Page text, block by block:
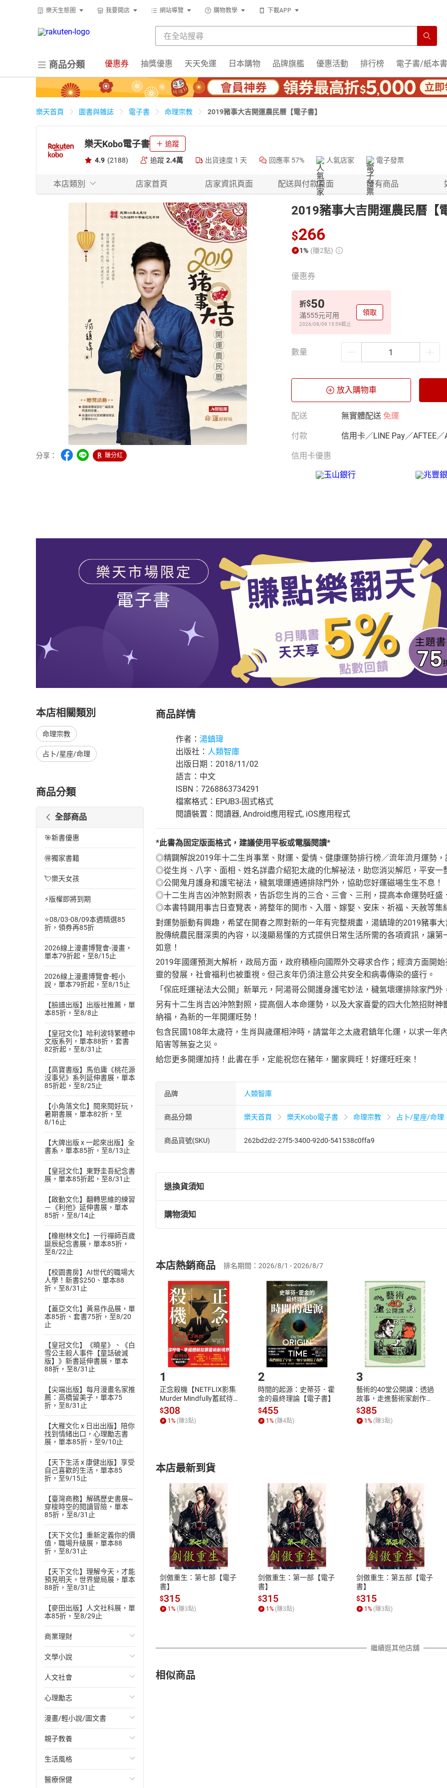
樂天生態圈 我要開店 網站導覽 購物教學 下載APP
商品分類 優惠券 抽獎優惠 天天免運 日本購物 品牌旗艦 優惠活動 排行榜 電子書/紙本書
樂天首頁 圖書與雜誌 電子書 命理宗教 2019豬事大吉開運農民曆【電子書】
樂天Kobo電子書 追蹤
4.9 (2188) 追蹤 2.4萬 出貨速度 1 天 回應率 57% 人氣店家 電子發票
本店類別 店家首頁 店家資訊頁面 配送與付款頁面 所有商品
分享： 賺分紅
2019豬事大吉開運農民曆【
$266
1% (賺2點)
優惠券
折$50
滿555元可用
2026/08/09 15:59截止
領取
數量
放入購物車
配送 無實體配送 免運
付款 信用卡／LINE Pay／AFTEE／
信用卡優惠
本店相關類別
命理宗教
占卜/星座/命理
商品分類
全部商品
🎯新書優惠
🉐獨家書籍
💘樂天女孩
⚡版權即將到期
⭐08/03-08/09本週精選85
折，領券再85折
2026線上漫畫博覽會-漫畫，
單本79折起，至8/15止
2026線上漫畫博覽會-輕小
說，單本79折起，至8/15止
【臉譜出版】出版社推薦，單
本85折，至8/8止
【皇冠文化】哈利波特繁體中
文版系列，單本88折，套書
82折起，至8/31止
【高寶書版】馬伯庸《桃花源
沒事兒》系列延伸書展，單本
85折起，至8/25止
【小角落文化】閱來閱好玩，
暑期書展，單本82折，至
8/16止
【大牌出版 x 一起來出版】全
書系，單本85折，至8/13止
【皇冠文化】東野圭吾紀念書
展，單本85折起，至8/31止
【啟動文化】翻轉思維的練習
－《利他》延伸書展，單本
85折，至8/14止
【橡樹林文化】一行禪師百歲
誕辰紀念書展，單本85折，
至8/22止
【校園書房】AI世代的職場大
人學！新書$250、單本88
折，至8/31止
【蓋亞文化】黃易作品展，單
本85折、套書75折，至8/20
止
【皇冠文化】《曉星》、《白
雪公主殺人事件【童話破滅
版】》新書延伸書展，單本
88折，至8/31止
【尖端出版】每月漫畫名家推
薦：高橋留美子，單本75
折，至8/31止
【大雁文化 x 日出出版】陪你
找到情緒出口，心理勵志書
展，單本85折，至9/10止
【天下生活 x 康健出版】享受
自己喜歡的生活，單本85
折，至9/15止
【臺灣商務】解碼歷史書展~
穿梭時空的閱讀冒險，單本
85折，至8/31止
【天下文化】重新定義你的價
值，職場升級展，單本88
折，至8/31止
【天下文化】理解今天，才能
預見明天。世界變局展，單本
88折，至8/31止
【麥田出版】人文社科展，單
本85折，至8/29止
商業理財
投資理財
經濟/趨勢
財務/金融
管理/領導
職場工作術
成功法
行銷/廣告
文學小說
歐美文學
日本文學
韓國文學
華文文學
經典文學
成長/家庭生活小說
人文社會
國際關係
政治
社會科學
台灣/中國歷史
日/韓歷史
心理勵志
心靈成長/情緒
人際關係
兩性關係
心理學
漫畫/輕小說/圖文書
輕小說
奇幻/科幻
愛情故事
親子教養
教育現場
兒童文學/故事
生活風格
飲食/食譜
醫療保健
商品詳情
作者： 湯鎮瑋
出版社： 人類智庫
出版日期：2018/11/02
語言：中文
ISBN：7268863734291
檔案格式：EPUB3-固式格式
閱讀裝置：閱讀器, Android應用程式, iOS應用程式
*此書為固定版面格式，建議使用平板或電腦閱讀*
◎精闢解說2019年十二生肖事業、財運、愛情、健康運勢排行榜／流年流月運勢
◎從生肖、八字、面相、姓名詳盡介紹犯太歲的化解祕法，助您消災解厄，平安一
◎公開鬼月護身和護宅祕法，穢氣壞運通通排除門外，協助您好運磁場生生不息！
◎十二生肖吉凶沖煞對照表，告訴您生肖的三合、三會、三刑，提高本命運勢旺盛
◎本書特闢用事吉日查覽表，將整年的開市、入厝、嫁娶、安床、祈福、天赦等集
對運勢脈動有興趣，希望在開春之際對新的一年有完整規畫，湯鎮瑋的2019豬事
脫傳統農民曆深奧的內容，以淺顯易懂的方式提供日常生活所需的各項資訊，讓
如意！
2019年國運預測大解析，政局方面，政府積極向國際外交尋求合作；經濟方面開
靈的發展，社會福利也被重視。但己亥年仍須注意公共安全和病毒傳染的盛行。
「保庇旺運祕法大公開」新單元，阿湯哥公開護身護宅妙法，穢氣壞運排除家門
另有十二生肖吉凶沖煞對照，提高個人本命運勢，以及大家喜愛的四大化煞招財
納福，為新的一年開運旺勢！
包含民國108年太歲符，生肖與歲運相沖時，請當年之太歲君鎮年化運，以求一年
陷害等無妄之災。
給您更多開運加持！此書在手，定能祝您在豬年，闔家興旺！好運旺旺來！
品牌 人類智庫
商品分類 樂天首頁 樂天Kobo電子書 命理宗教 占卜/星座/命理
商品貨號(SKU) 262bd2d2-27f5-3400-92d0-541538c0ffa9
退換貨須知
退換貨規定：
(一)依消費者保護法第19條第1項後段暨通訊交易解除權合理例外情事適用
(二)消費者訂購本店鋪之商品即代表知悉本店鋪所銷售之商品為電子書，
且已下載/存取電子書，不得請求退貨退款。
退貨方式：您欲取消訂單或辦理退貨時，請登入樂天市場，並於「我的訂單
貨」，本店鋪將依您的申請進行審核，待審核通過後將為您辦理退款事宜。
請注意，樂天市場須以整筆訂單為單位進行取消/退貨，恕無法以單支商品取
購物須知
挑選商品
Choose
放入購物車
Shopping cart
登入帳號
Login
購書後，如何開始使用？
Step1.選擇閱讀載具 Step2.登入
付款方式
ATM轉帳、信用卡、LINE PAY、AFTEE
退換貨規範
本店是否提供消費者保護法七日猶
之權利，遽消費者保護法及通訊交
除權合理例外情事適用準則，依商
質各有不同規定。詳細退換貨說明
照各商品說明。
本店熱銷商品 排名期間：2026/8/1 - 2026/8/7
1
正念殺機【NETFLIX影集
Murder Mindfully蓄弒待
發】【電子書】
$308
1% (賺3點)
2
時間的起源：史蒂芬．霍
金的最終理論【電子書】
$455
1% (賺4點)
3
藝術的40堂公開課：透過
故事，走進藝術家創作現
場，看藝術如何誕生、如
何形塑人類生活【電子
書】
$385
1% (賺3點)
本店最新到貨
剑傲重生：第七部【電子
書】
$315
1% (賺3點)
剑傲重生：第一部【電子
書】
$315
1% (賺3點)
剑傲重生：第五部【電子
書】
$315
1% (賺3點)
繼續逛其他店舖
相似商品